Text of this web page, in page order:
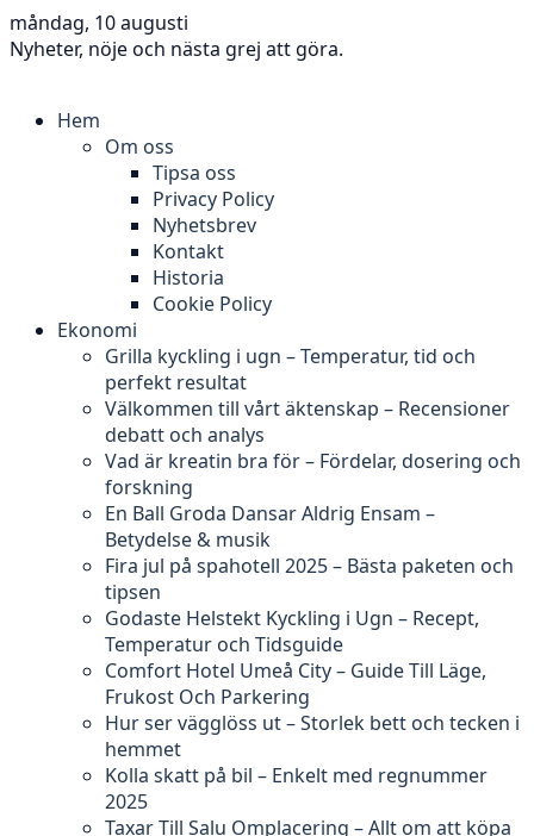
måndag, 10 augusti
Nyheter, nöje och nästa grej att göra.
Hem
Om oss
Tipsa oss
Privacy Policy
Nyhetsbrev
Kontakt
Historia
Cookie Policy
Ekonomi
Grilla kyckling i ugn – Temperatur, tid och
perfekt resultat
Välkommen till vårt äktenskap – Recensioner
debatt och analys
Vad är kreatin bra för – Fördelar, dosering och
forskning
En Ball Groda Dansar Aldrig Ensam –
Betydelse & musik
Fira jul på spahotell 2025 – Bästa paketen och
tipsen
Godaste Helstekt Kyckling i Ugn – Recept,
Temperatur och Tidsguide
Comfort Hotel Umeå City – Guide Till Läge,
Frukost Och Parkering
Hur ser vägglöss ut – Storlek bett och tecken i
hemmet
Kolla skatt på bil – Enkelt med regnummer
2025
Taxar Till Salu Omplacering – Allt om att köpa